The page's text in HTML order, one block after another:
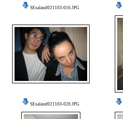
SEsalaud021103-016.JPG
SEsalaud021103-020.JPG